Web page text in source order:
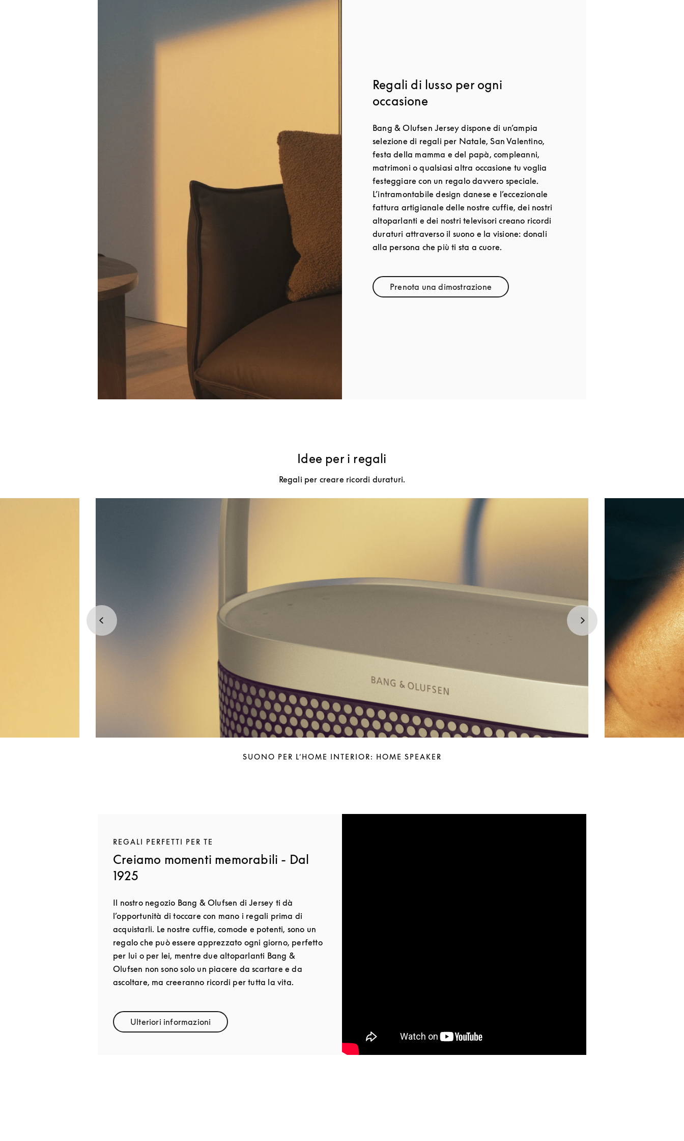
Regali di lusso per ogni
occasione
Bang & Olufsen Jersey dispone di un’ampia
selezione di regali per Natale, San Valentino,
festa della mamma e del papà, compleanni,
matrimoni o qualsiasi altra occasione tu voglia
festeggiare con un regalo davvero speciale.
L’intramontabile design danese e l’eccezionale
fattura artigianale delle nostre cuffie, dei nostri
altoparlanti e dei nostri televisori creano ricordi
duraturi attraverso il suono e la visione: donali
alla persona che più ti sta a cuore.
Prenota una dimostrazione
Link Opens in New Tab
Idee per i regali
Regali per creare ricordi duraturi.
SUONO PER L’HOME INTERIOR: HOME SPEAKER
REGALI PERFETTI PER TE
Creiamo momenti memorabili - Dal
1925
Il nostro negozio Bang & Olufsen di Jersey ti dà
l’opportunità di toccare con mano i regali prima di
acquistarli. Le nostre cuffie, comode e potenti, sono un
regalo che può essere apprezzato ogni giorno, perfetto
per lui o per lei, mentre due altoparlanti Bang &
Olufsen non sono solo un piacere da scartare e da
ascoltare, ma creeranno ricordi per tutta la vita.
Ulteriori informazioniLink Opens in New Tab